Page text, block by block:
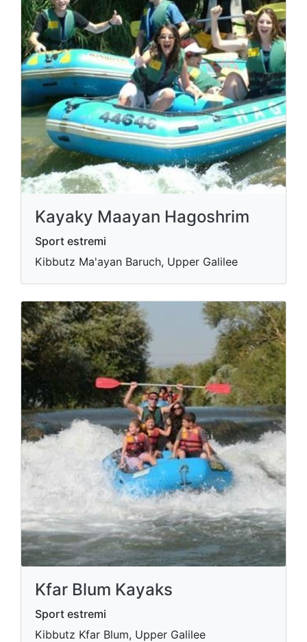
Kayaky Maayan Hagoshrim
Sport estremi
Kibbutz Ma'ayan Baruch, Upper Galilee
Kfar Blum Kayaks
Sport estremi
Kibbutz Kfar Blum, Upper Galilee